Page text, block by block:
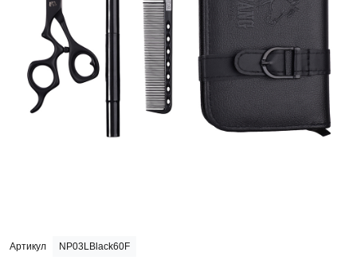
Артикул NP03LBlack60F